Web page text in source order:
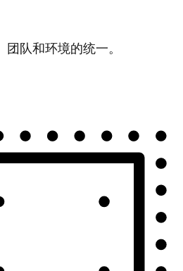
队和环境的统一。